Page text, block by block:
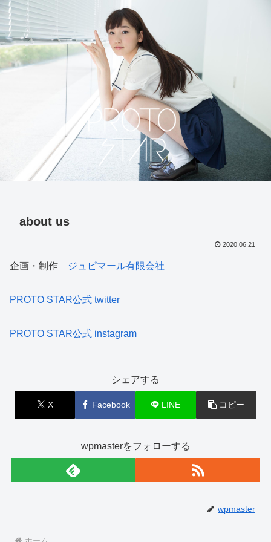
about us
2020.06.21
企画・制作 ジュピマール有限会社
PROTO STAR公式 twitter
PROTO STAR公式 instagram
シェアする
X Facebook LINE コピー
wpmasterをフォローする
wpmaster